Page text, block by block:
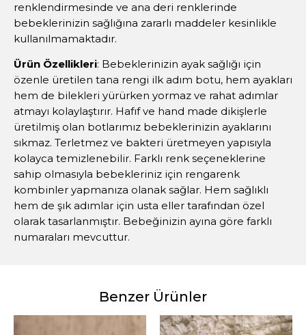
renklendirmesinde ve ana deri renklerinde
bebeklerinizin sağlığına zararlı maddeler kesinlikle
kullanılmamaktadır.
Ürün Özellikleri: Bebeklerinizin ayak sağlığı için
özenle üretilen tana rengi ilk adım botu, hem ayakları
hem de bilekleri yürürken yormaz ve rahat adımlar
atmayı kolaylaştırır. Hafıf ve hand made dikişlerle
üretilmiş olan botlarımız bebeklerinizin ayaklarını
sıkmaz. Terletmez ve bakteri üretmeyen yapısıyla
kolayca temizlenebilir. Farklı renk seçeneklerine
sahip olmasıyla bebekleriniz için rengarenk
kombinler yapmanıza olanak sağlar. Hem sağlıklı
hem de şık adımlar için usta eller tarafından özel
olarak tasarlanmıştır. Bebeğinizin ayına göre farklı
numaraları mevcuttur.
Benzer Ürünler